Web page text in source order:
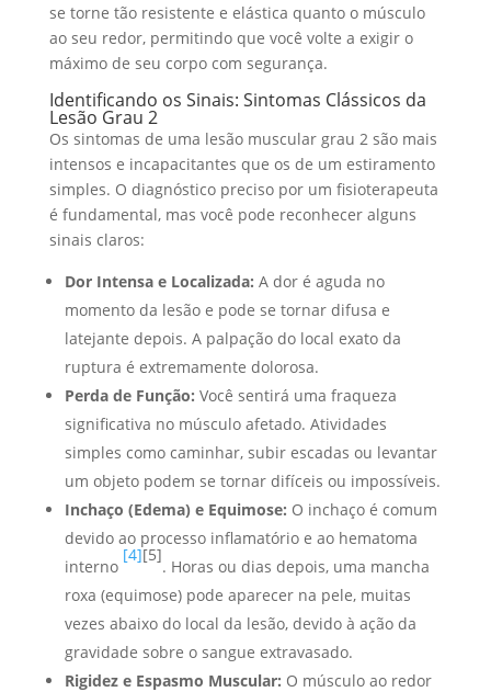
se torne tão resistente e elástica quanto o músculo
ao seu redor, permitindo que você volte a exigir o
máximo de seu corpo com segurança.
Identificando os Sinais: Sintomas Clássicos da
Lesão Grau 2
Os sintomas de uma lesão muscular grau 2 são mais
intensos e incapacitantes que os de um estiramento
simples. O diagnóstico preciso por um fisioterapeuta
é fundamental, mas você pode reconhecer alguns
sinais claros:
Dor Intensa e Localizada: A dor é aguda no
momento da lesão e pode se tornar difusa e
latejante depois. A palpação do local exato da
ruptura é extremamente dolorosa.
Perda de Função: Você sentirá uma fraqueza
significativa no músculo afetado. Atividades
simples como caminhar, subir escadas ou levantar
um objeto podem se tornar difíceis ou impossíveis.
Inchaço (Edema) e Equimose: O inchaço é comum
devido ao processo inflamatório e ao hematoma
interno
[4][5]
. Horas ou dias depois, uma mancha
roxa (equimose) pode aparecer na pele, muitas
vezes abaixo do local da lesão, devido à ação da
gravidade sobre o sangue extravasado.
Rigidez e Espasmo Muscular: O músculo ao redor